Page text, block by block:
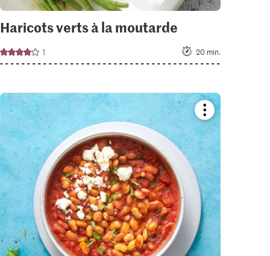
Haricots verts à la moutarde
1 20 min.
Bookmark
recipe
or
add
to
your
collections.